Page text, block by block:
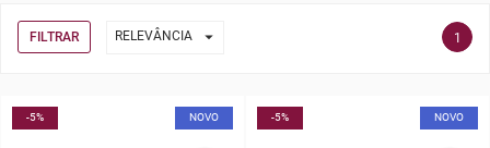
FILTRAR RELEVÂNCIA  1
-5% NOVO -5% NOVO